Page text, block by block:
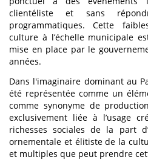
clientéliste et sans
programmatiques. Cette
culture à l’échelle municipale
mise en place par le
années.
Dans l'imaginaire dominant au
été représentée comme un
comme synonyme de
exclusivement liée à l’usage
richesses sociales de la part
ornementale et élitiste de la
et multiples que peut prendre